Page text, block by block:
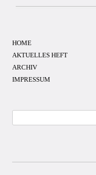
HOME
AKTUELLES HEFT
ARCHIV
IMPRESSUM
nach: